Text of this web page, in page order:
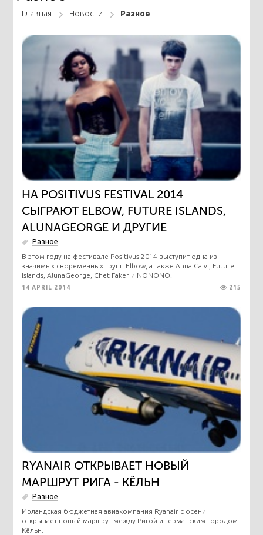
Главная Новости Разное
НА POSITIVUS FESTIVAL 2014
СЫГРАЮТ ELBOW, FUTURE ISLANDS,
ALUNAGEORGE И ДРУГИЕ
Разное
В этом году на фестивале Positivus 2014 выступит одна из
значимых своременных групп Elbow, а также Anna Calvi, Future
Islands, AlunaGeorge, Chet Faker и NONONO.
14 APRIL 2014 215
RYANAIR ОТКРЫВАЕТ НОВЫЙ
МАРШРУТ РИГА - КЁЛЬН
Разное
Ирландская бюджетная авиакомпания Ryanair с осени
открывает новый маршрут между Ригой и германским городом
Кёльн.